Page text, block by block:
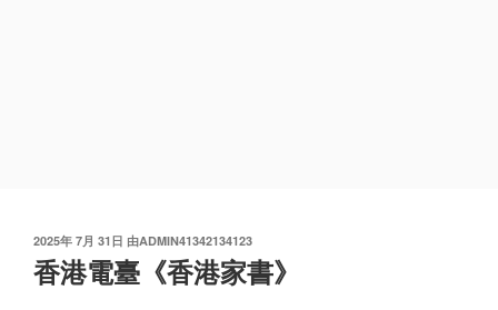
发
布
于
2025年 7月 31日 由ADMIN41342134123
香港電臺《香港家書》